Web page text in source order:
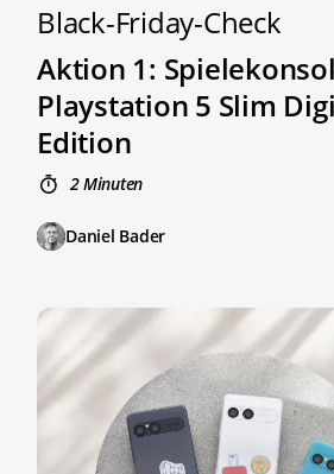
Black-Friday-Check
Aktion 1:
Playstation 5 Slim
Edition
2 Minuten
Daniel Bader